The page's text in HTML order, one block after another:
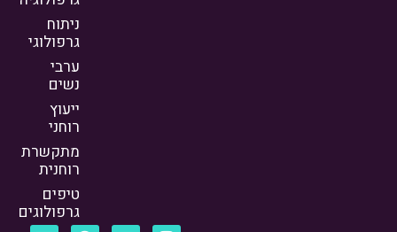
ניתוח
גרפולוגי
ערבי
נשים
ייעוץ
רוחני
מתקשרת
רוחנית
טיפים
גרפולוגים